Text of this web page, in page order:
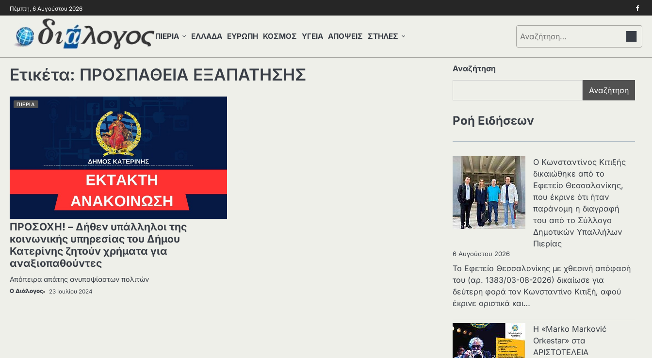
Πέμπτη, 6 Αυγούστου 2026
ΠΙΕΡΙΑ ΕΛΛΑΔΑ ΕΥΡΩΠΗ ΚΟΣΜΟΣ ΥΓΕΙΑ ΑΠΟΨΕΙΣ ΣΤΗΛΕΣ
Αναζήτηση
για:
Ετικέτα: ΠΡΟΣΠΑΘΕΙΑ ΕΞΑΠΑΤΗΣΗΣ
ΠΙΕΡΙΑ
ΠΡΟΣΟΧΗ! – Δήθεν υπάλληλοι της
κοινωνικής υπηρεσίας του Δήμου
Κατερίνης ζητούν χρήματα για
αναξιοπαθούντες
Απόπειρα απάτης ανυποψίαστων πολιτών
Ο Διάλογος 23 Ιουλίου 2024
Αναζήτηση
Αναζήτηση
Ροή Ειδήσεων
Ο Κωνσταντίνος Κιτιξής
δικαιώθηκε από το
Εφετείο Θεσσαλονίκης,
που έκρινε ότι ήταν
παράνομη η διαγραφή
του από το Σύλλογο
Δημοτικών Υπαλλήλων
Πιερίας
6 Αυγούστου 2026
Το Εφετείο Θεσσαλονίκης με χθεσινή απόφασή
του (αρ. 1383/03-08-2026) δικαίωσε για
δεύτερη φορά τον Κωνσταντίνο Κιτιξή, αφού
έκρινε οριστικά και…
Η «Marko Marković
Orkestar» στα
ΑΡΙΣΤΟΤΕΛΕΙΑ